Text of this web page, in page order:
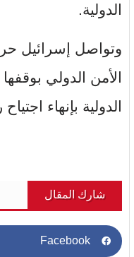
الدولية.
وتواصل إسرائيل
الأمن الدولي
الدولية بإنهاء
شارك المقال
Facebook